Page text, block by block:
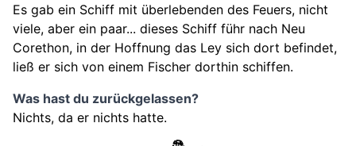
Es gab ein Schiff mit überlebenden des Feuers, nicht
viele, aber ein paar... dieses Schiff führ nach Neu
Corethon, in der Hoffnung das Ley sich dort befindet,
ließ er sich von einem Fischer dorthin schiffen.
Was hast du zurückgelassen?
Nichts, da er nichts hatte.